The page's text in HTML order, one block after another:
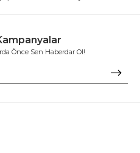
Önce Sen Haberdar Ol!